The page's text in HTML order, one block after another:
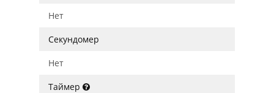
Нет
Секундомер
Нет
Таймер